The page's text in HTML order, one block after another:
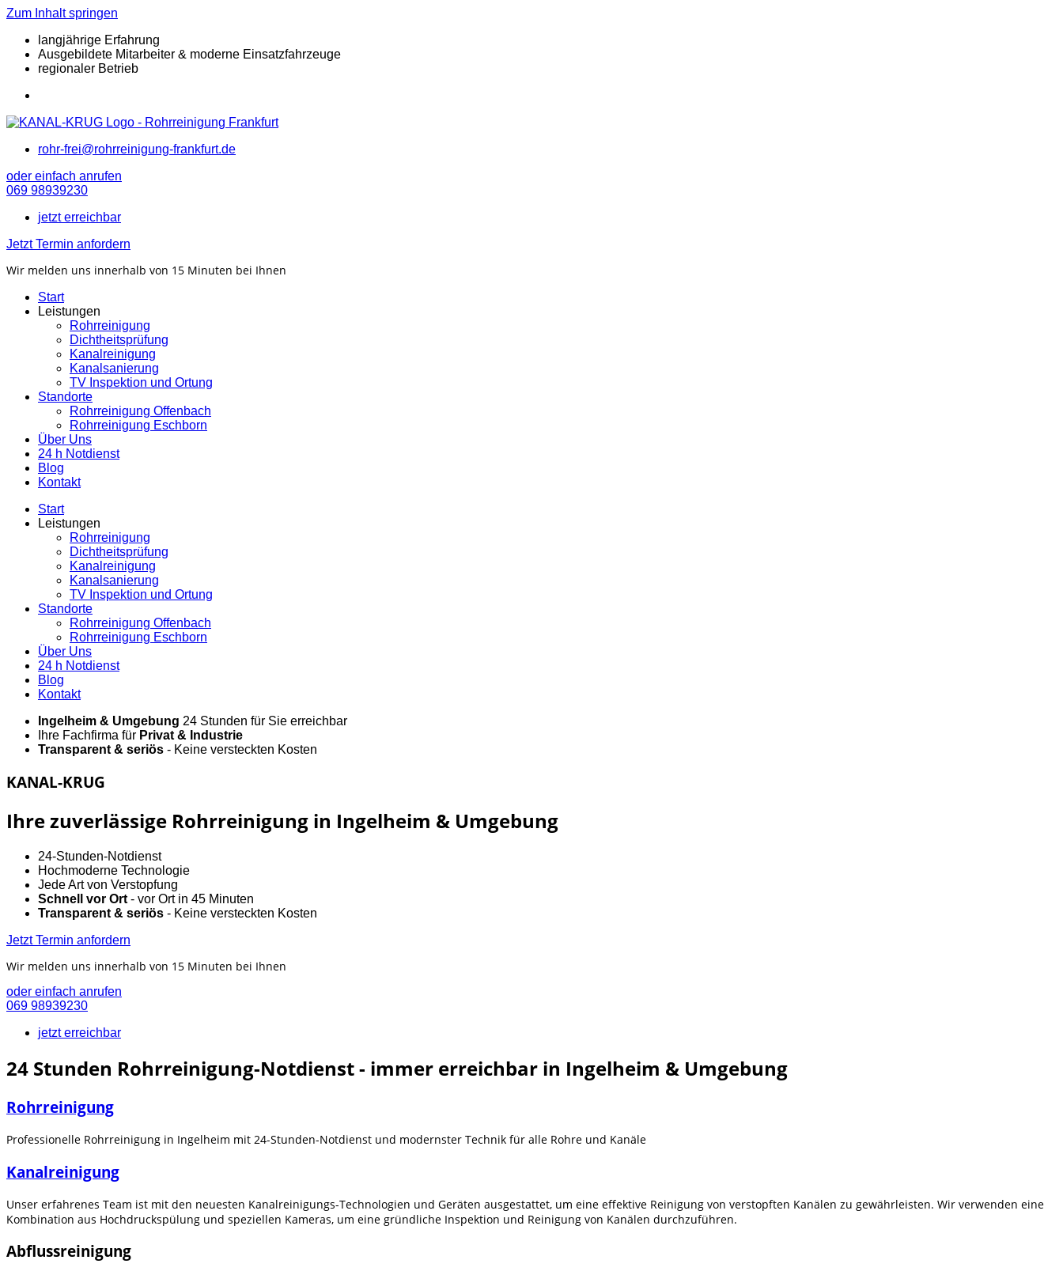
Zum Inhalt springen
langjährige Erfahrung
Ausgebildete Mitarbeiter & moderne Einsatzfahrzeuge
regionaler Betrieb
rohr-frei@rohrreinigung-frankfurt.de
oder einfach anrufen
069 98939230
jetzt erreichbar
Jetzt Termin anfordern
Wir melden uns innerhalb von 15 Minuten bei Ihnen
Start
Leistungen
Rohrreinigung
Dichtheitsprüfung
Kanalreinigung
Kanalsanierung
TV Inspektion und Ortung
Standorte
Rohrreinigung Offenbach
Rohrreinigung Eschborn
Über Uns
24 h Notdienst
Blog
Kontakt
Start
Leistungen
Rohrreinigung
Dichtheitsprüfung
Kanalreinigung
Kanalsanierung
TV Inspektion und Ortung
Standorte
Rohrreinigung Offenbach
Rohrreinigung Eschborn
Über Uns
24 h Notdienst
Blog
Kontakt
Ingelheim & Umgebung 24 Stunden für Sie erreichbar
Ihre Fachfirma für Privat & Industrie
Transparent & seriös - Keine versteckten Kosten
KANAL-KRUG
Ihre zuverlässige Rohrreinigung in Ingelheim & Umgebung
24-Stunden-Notdienst
Hochmoderne Technologie
Jede Art von Verstopfung
Schnell vor Ort - vor Ort in 45 Minuten
Transparent & seriös - Keine versteckten Kosten
Jetzt Termin anfordern
Wir melden uns innerhalb von 15 Minuten bei Ihnen
oder einfach anrufen
069 98939230
jetzt erreichbar
24 Stunden Rohrreinigung-Notdienst - immer erreichbar in Ingelheim & Umgebung
Rohrreinigung
Professionelle Rohrreinigung in Ingelheim mit 24-Stunden-Notdienst und modernster Technik für alle Rohre und Kanäle
Kanalreinigung
Unser erfahrenes Team ist mit den neuesten Kanalreinigungs-Technologien und Geräten ausgestattet, um eine effektive Reinigung von verstopften Kanälen zu gewährleisten. Wir verwenden eine
Kombination aus Hochdruckspülung und speziellen Kameras, um eine gründliche Inspektion und Reinigung von Kanälen durchzuführen.
Abflussreinigung